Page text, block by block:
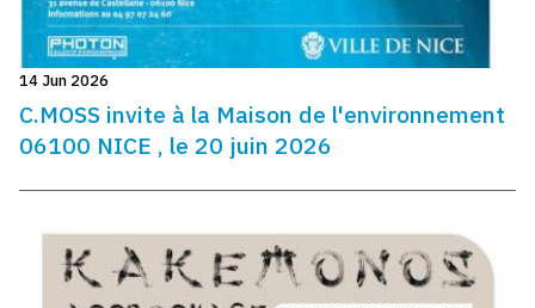
14 Jun 2026
C.MOSS invite à la Maison de l'environnement
06100 NICE , le 20 juin 2026